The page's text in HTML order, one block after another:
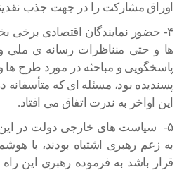
اوراق مشارکت را در جهت جذب
۴- حضور نمایندگان اقتصادی
ها و حتی منناظرات رسانه ی ملی
پاسخگویی و مباحثه در مورد طرح ها
پسندیده بود، مسئله ای که
این اواخر به ندرت اتفاق می افتاد.
به زعم رهبری اشتباه بودند، با
قرار باشد به فرموده رهبری این